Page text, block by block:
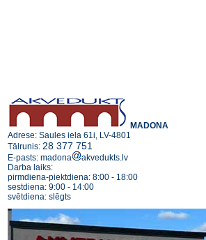
MADONA
Adrese: Saules iela 61i, LV-4801
Tālrunis:28 377 751
E-pasts: madona
akvedukts.lv
Darba laiks:
pirmdiena-piektdiena: 8:00 - 18:00
sestdiena: 9:00 - 14:00
svētdiena: slēgts